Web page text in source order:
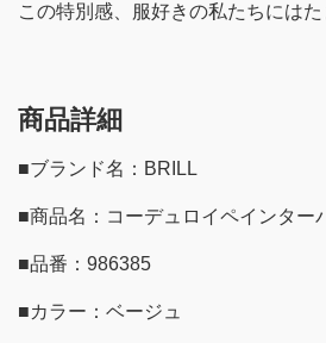
この特別感、服好きの私たちにはた
商品詳細
■ブランド名：BRILL
■商品名：コーデュロイペインター
■品番：986385
■カラー：ベージュ